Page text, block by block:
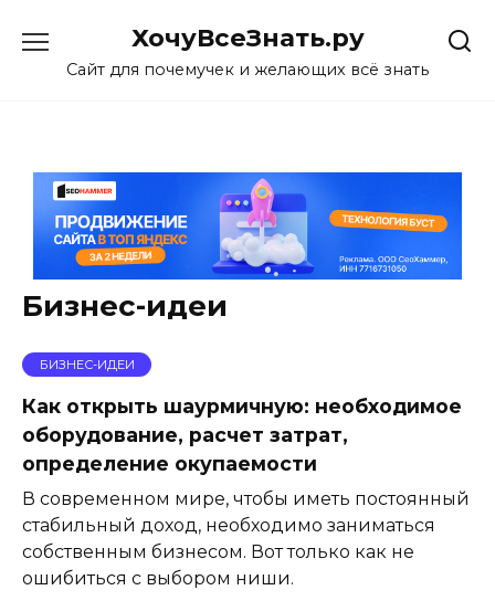
content
ХочуВсеЗнать.ру
Сайт для почемучек и желающих всё знать
Бизнес-идеи
БИЗНЕС-ИДЕИ
Как открыть шаурмичную: необходимое
оборудование, расчет затрат,
определение окупаемости
В современном мире, чтобы иметь постоянный
стабильный доход, необходимо заниматься
собственным бизнесом. Вот только как не
ошибиться с выбором ниши.